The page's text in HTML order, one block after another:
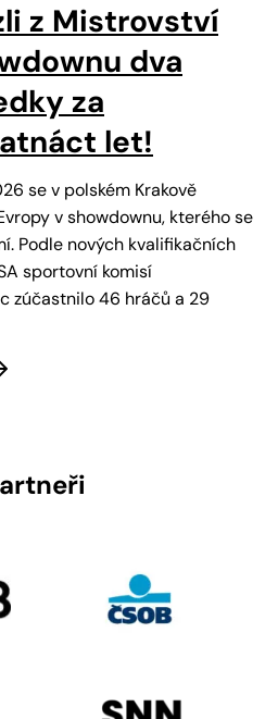
z Mistrovství
dva
za
let!
se v polském Krakově
v showdownu, kterého se
Podle nových kvalifikačních
sportovní komisí
zúčastnilo 46 hráčů a 29